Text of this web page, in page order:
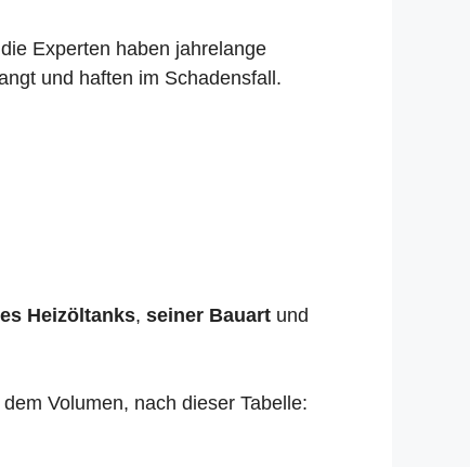
Experten haben jahrelange
und haften im Schadensfall.
Heizöltanks, seiner Bauart und
Volumen, nach dieser Tabelle: